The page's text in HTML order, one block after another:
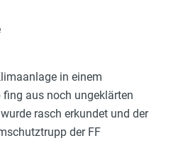
in einem
aus noch ungeklärten
rasch erkundet und der
der FF